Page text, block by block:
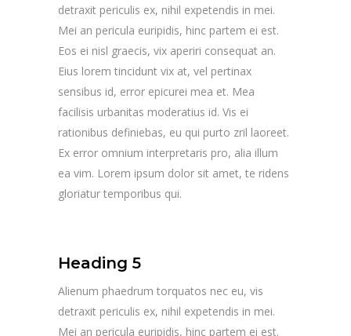
detraxit periculis ex, nihil expetendis in mei.
Mei an pericula euripidis, hinc partem ei est.
Eos ei nisl graecis, vix aperiri consequat an.
Eius lorem tincidunt vix at, vel pertinax
sensibus id, error epicurei mea et. Mea
facilisis urbanitas moderatius id. Vis ei
rationibus definiebas, eu qui purto zril laoreet.
Ex error omnium interpretaris pro, alia illum
ea vim. Lorem ipsum dolor sit amet, te ridens
gloriatur temporibus qui.
Heading 5
Alienum phaedrum torquatos nec eu, vis
detraxit periculis ex, nihil expetendis in mei.
Mei an pericula euripidis, hinc partem ei est.